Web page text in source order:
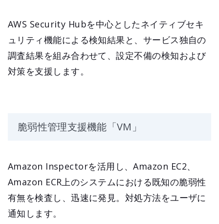
AWS Security Hubを中心としたネイティブセキ
ュリティ機能による検知結果と、サービス独自の
調査結果を組み合わせて、設定不備の検知および
対策を支援します。
脆弱性管理支援機能「VM」
Amazon Inspectorを活用し、Amazon EC2、
Amazon ECR上のシステムにおける既知の脆弱性
有無を検査し、迅速に発見。対処方法をユーザに
通知します。